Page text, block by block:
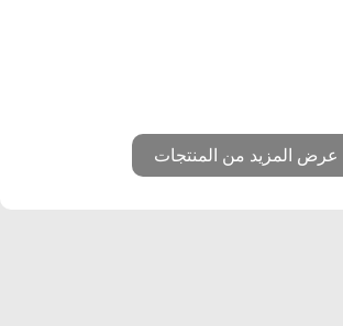
عرض المزيد من المنتجات